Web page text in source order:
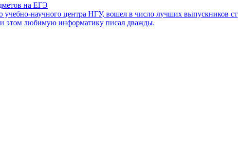
на ЕГЭ
научного центра НГУ, вошел в число лучших выпускников
этом любимую информатику писал дважды.